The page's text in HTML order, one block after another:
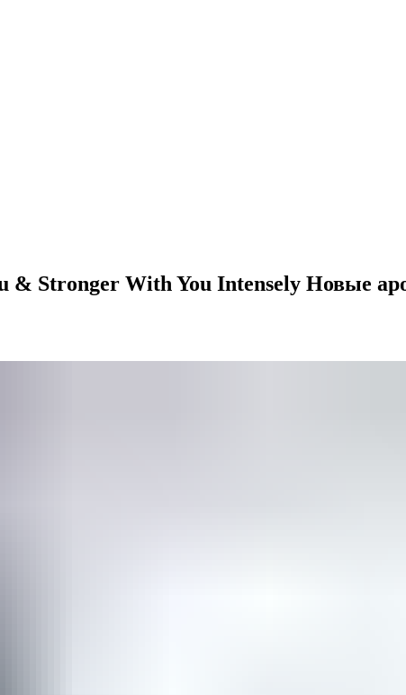
Stronger With You Intensely Новые